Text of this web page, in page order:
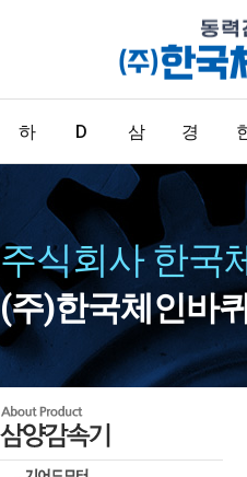
하
젠
(
효
성
저압모
서보모
터
고압모
D
M(
소
형
모
기법
인덕션
모터
리버서
브레이
크모터
클러치
브레이
크모터
삼
양
감
속
기
모터
중실축
윔감속
기
멀티맥
스윔감
속기
경
창
캐
스
터
경하중
중하중
용
고하중
다용도
용
체
체
콘
주식회사 한국
(주)한국체인바